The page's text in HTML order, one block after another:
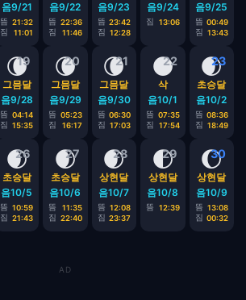
음9/21
뜸 21:32
짐
11:01
음9/22
뜸 22:36
짐
11:46
음9/23
뜸 23:42
짐 12:28
음9/24
짐 13:06
음9/25
뜸 00:49
짐 13:43
19
🌘
그믐달
음9/28
뜸 04:14
짐 15:35
20
🌘
그믐달
음9/29
뜸 05:23
짐
16:17
21
🌘
그믐달
음9/30
뜸 06:30
짐 17:03
22
🌑
삭
음10/1
뜸 07:35
짐
17:54
23
🌒
초승달
음10/2
뜸 08:36
짐 18:49
26
🌒
초승달
음10/5
뜸 10:59
짐 21:43
27
🌒
초승달
음10/6
뜸
11:35
짐 22:40
28
🌒
상현달
음10/7
뜸 12:08
짐 23:37
29
🌓
상현달
음10/8
뜸 12:39
30
🌔
상현달
음10/9
뜸 13:08
짐 00:32
AD